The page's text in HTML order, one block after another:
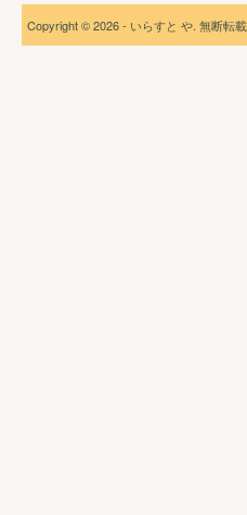
Copyright © 2026 - いらすと や. 無断転載